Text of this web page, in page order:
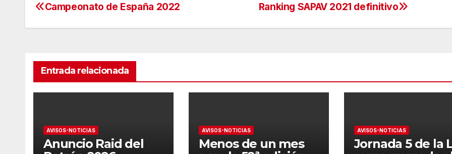
Navegación
de
Ranking SAPAV 2021 definitivo
Campeonato de España 2022
Entrada relacionada
AVISOS-NOTICIAS
Anuncio Raid del
AVISOS-NOTICIAS
Menos de un mes
AVISOS-NOTICIAS
Jornada 5 de la